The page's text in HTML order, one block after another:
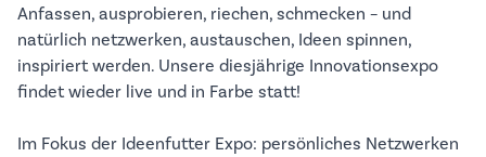
Anfassen, ausprobieren, riechen, schmecken – und
natürlich netzwerken, austauschen, Ideen spinnen,
inspiriert werden. Unsere diesjährige Innovationsexpo
findet wieder live und in Farbe statt!
Im Fokus der Ideenfutter Expo: persönliches Netzwerken